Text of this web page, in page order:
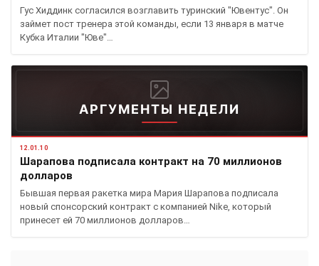
Гус Хиддинк согласился возглавить туринский "Ювентус". Он
займет пост тренера этой команды, если 13 января в матче
Кубка Италии "Юве"…
АРГУМЕНТЫ НЕДЕЛИ
12.01.10
Шарапова подписала контракт на 70 миллионов
долларов
Бывшая первая ракетка мира Мария Шарапова подписала
новый спонсорский контракт с компанией Nike, который
принесет ей 70 миллионов долларов…